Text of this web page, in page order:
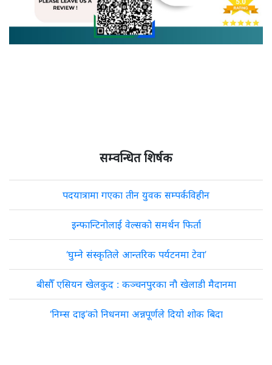
सम्वन्धित शिर्षक
पदयात्रामा गएका तीन युवक सम्पर्कविहीन
इन्फान्टिनोलाई वेल्सको समर्थन फिर्ता
‘घुम्ने संस्कृतिले आन्तरिक पर्यटनमा टेवा’
बीसौँ एसियन खेलकुद : कञ्चनपुरका नौ खेलाडी मैदानमा
‘निम्स दाइ’को निधनमा अन्नपूर्णले दियो शोक बिदा